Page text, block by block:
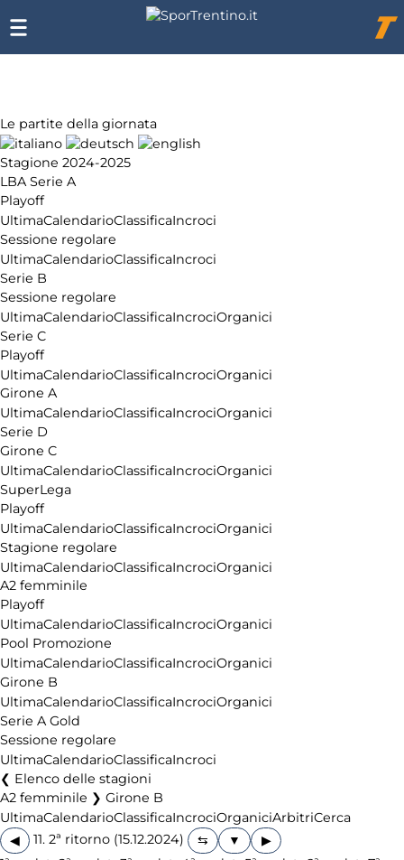
Le partite della giornata
Stagione 2024-2025
LBA Serie A
Playoff
UltimaCalendarioClassificaIncroci
Sessione regolare
UltimaCalendarioClassificaIncroci
Serie B
Sessione regolare
UltimaCalendarioClassificaIncrociOrganici
Serie C
Playoff
UltimaCalendarioClassificaIncrociOrganici
Girone A
UltimaCalendarioClassificaIncrociOrganici
Serie D
Girone C
UltimaCalendarioClassificaIncrociOrganici
SuperLega
Playoff
UltimaCalendarioClassificaIncrociOrganici
Stagione regolare
UltimaCalendarioClassificaIncrociOrganici
A2 femminile
Playoff
UltimaCalendarioClassificaIncrociOrganici
Pool Promozione
UltimaCalendarioClassificaIncrociOrganici
Girone B
UltimaCalendarioClassificaIncrociOrganici
Serie A Gold
Sessione regolare
UltimaCalendarioClassificaIncroci
Elenco delle stagioni
A2 femminile ❯ Girone B
UltimaCalendarioClassificaIncrociOrganiciArbitriCerca
◀
11. 2ª ritorno (15.12.2024)
▶
Chi
siamo
Affiliazione